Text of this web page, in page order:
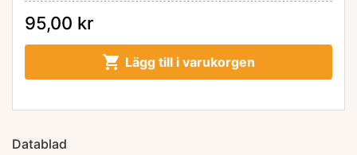
95,00 kr
 Lägg till i varukorgen
Datablad